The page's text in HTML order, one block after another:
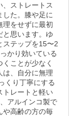
、ストレートス
した。膝や足に
理をせずに最初
と思います。ゆ
ステップを15〜2
かり効いている
ことが少なく
は、自分に無理
くり丁寧にする
トレートと軽い
アルインコ製で
や高齢の方の毎